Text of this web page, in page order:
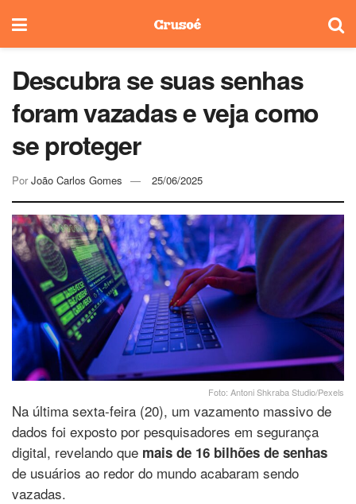
Descubra se suas senhas
foram vazadas e veja como
se proteger
Por João Carlos Gomes 25/06/2025
Foto: Antoni Shkraba Studio/Pexels
Na última sexta-feira (20), um vazamento massivo de
dados foi exposto por pesquisadores em segurança
digital, revelando que mais de 16 bilhões de senhas
de usuários ao redor do mundo acabaram sendo
vazadas.